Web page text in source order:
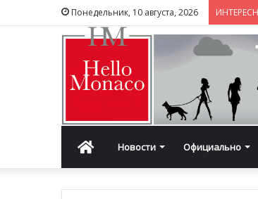
Понедельник, 10 августа, 2026
ГлавнаяНовости Официально